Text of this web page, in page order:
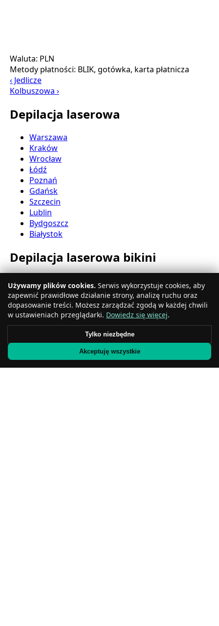
Waluta: PLN
Metody płatności: BLIK, gotówka, karta płatnicza
‹ Jedlicze
Kolbuszowa ›
Depilacja laserowa
Warszawa
Kraków
Wrocław
Łódź
Poznań
Gdańsk
Szczecin
Lublin
Bydgoszcz
Białystok
Depilacja laserowa bikini
Katowice
Gdynia
Częstochowa
Radom
Rzeszów
Sosnowiec
Gliwice
Używamy plików cookies. Serwis wykorzystuje cookies, aby
zapewnić prawidłowe działanie strony, analizę ruchu oraz
dopasowanie treści. Możesz zarządzać zgodą w każdej chwili
w ustawieniach przeglądarki. Dowiedz się więcej.
Tylko niezbędne
Akceptuję wszystkie